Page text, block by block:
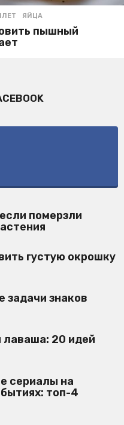
,ЯЙЦА
пышный
померзли
густую окрошку
задачи знаков
лаваша: 20 идей
сериалы на
топ-4